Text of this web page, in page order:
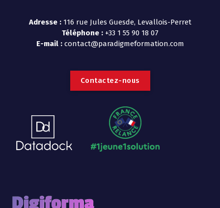
Adresse : 116 rue Jules Guesde, Levallois-Perret
Téléphone : +33 1 55 90 18 07
E-mail : contact@paradigmeformation.com
Contactez-nous